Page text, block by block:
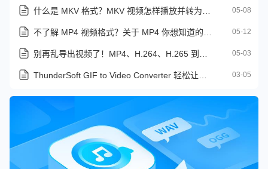
05-08
05-12
05-03
03-05